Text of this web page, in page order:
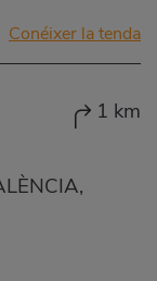
Conéixer la tenda
1 km